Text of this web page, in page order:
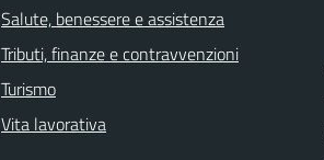
Salute, benessere e assistenza
Tributi, finanze e contravvenzioni
Turismo
Vita lavorativa